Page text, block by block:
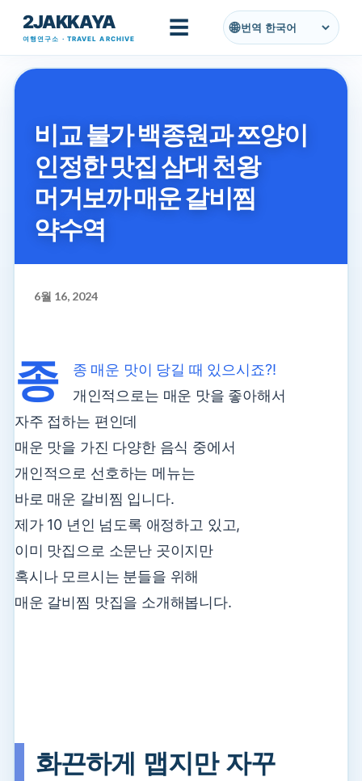
기본 콘텐츠로 건너뛰기
2JAKKAYA
여행연구소 · TRAVEL ARCHIVE ☰ 번역
비교 불가 백종원과 쯔양이
인정한 맛집 삼대 천왕
머거보까 매운 갈비찜
약수역
6월 16, 2024
종
종 매운 맛이 당길 때 있으시죠?!
개인적으로는 매운 맛을 좋아해서
자주 접하는 편인데
매운 맛을 가진 다양한 음식 중에서
개인적으로 선호하는 메뉴는
바로 매운 갈비찜 입니다.
제가 10 년인 넘도록 애정하고 있고,
이미 맛집으로 소문난 곳이지만
혹시나 모르시는 분들을 위해
매운 갈비찜 맛집을 소개해봅니다.
화끈하게 맵지만 자꾸